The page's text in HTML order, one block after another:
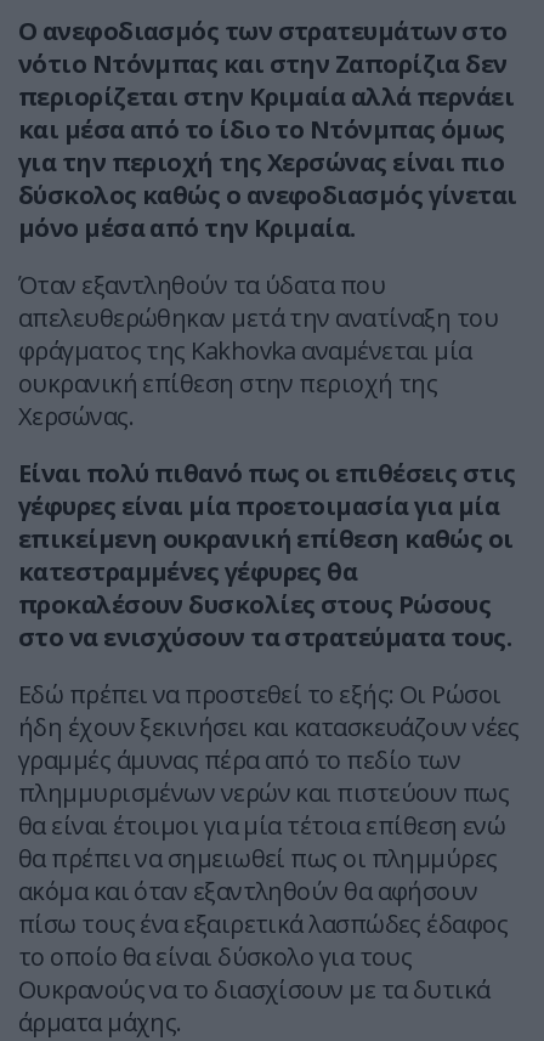
Ο ανεφοδιασμός των στρατευμάτων στο
νότιο Ντόνμπας και στην Ζαπορίζια δεν
περιορίζεται στην Κριμαία αλλά περνάει
και μέσα από το ίδιο το Ντόνμπας όμως
για την περιοχή της Χερσώνας είναι πιο
δύσκολος καθώς ο ανεφοδιασμός γίνεται
μόνο μέσα από την Κριμαία.
Όταν εξαντληθούν τα ύδατα που
απελευθερώθηκαν μετά την ανατίναξη του
φράγματος της Kakhovka αναμένεται μία
ουκρανική επίθεση στην περιοχή της
Χερσώνας.
Είναι πολύ πιθανό πως οι επιθέσεις στις
γέφυρες είναι μία προετοιμασία για μία
επικείμενη ουκρανική επίθεση καθώς οι
κατεστραμμένες γέφυρες θα
προκαλέσουν δυσκολίες στους Ρώσους
στο να ενισχύσουν τα στρατεύματα τους.
Εδώ πρέπει να προστεθεί το εξής: Οι Ρώσοι
ήδη έχουν ξεκινήσει και κατασκευάζουν νέες
γραμμές άμυνας πέρα από το πεδίο των
πλημμυρισμένων νερών και πιστεύουν πως
θα είναι έτοιμοι για μία τέτοια επίθεση ενώ
θα πρέπει να σημειωθεί πως οι πλημμύρες
ακόμα και όταν εξαντληθούν θα αφήσουν
πίσω τους ένα εξαιρετικά λασπώδες έδαφος
το οποίο θα είναι δύσκολο για τους
Ουκρανούς να το διασχίσουν με τα δυτικά
άρματα μάχης.